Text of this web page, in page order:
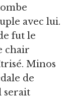
avec lui.
fut le
chair
Minos
de
serait